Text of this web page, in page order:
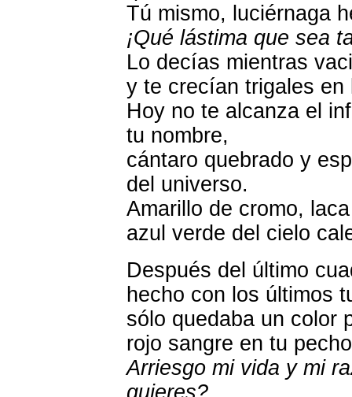
Tú mismo, luciérnaga
¡Qué lástima que sea
Lo decías mientras
y te crecían trigales en
Hoy no te alcanza el
tu nombre,
cántaro quebrado y
del universo.
Amarillo de cromo,
azul verde del cielo
Después del último
hecho con los últimos
sólo quedaba un color
rojo sangre en tu
Arriesgo mi vida y mi
quieres?